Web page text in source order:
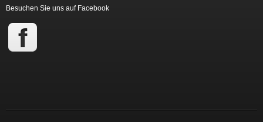
Besuchen Sie uns auf Facebook